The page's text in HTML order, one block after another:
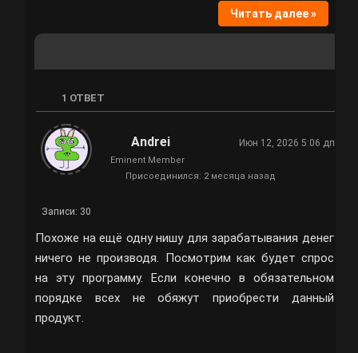
Читать далее »
1 ОТВЕТ
Записи: 30
Andrei Июн 12, 2026 5:06 дп
Eminent Member
Присоединился: 2 месяца назад
Похоже на ещё одну нишу для зарабатывания денег
ничего не производя. Посмотрим как будет спрос
на эту программу. Если конечно в обязательном
порядке всех не обяжут приобрести данный
продукт.